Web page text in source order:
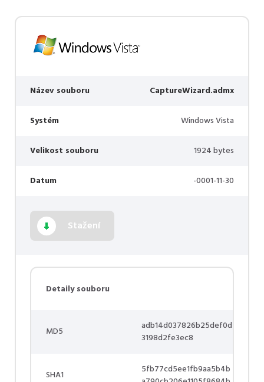
Název souboru CaptureWizard.admx
Systém Windows Vista
Velikost souboru 1924 bytes
Datum -0001-11-30
Stažení
Detaily souboru
MD5
adb14d037826b25def0d
3198d2fe3ec8
SHA1
5fb77cd5ee1fb9aa5b4b